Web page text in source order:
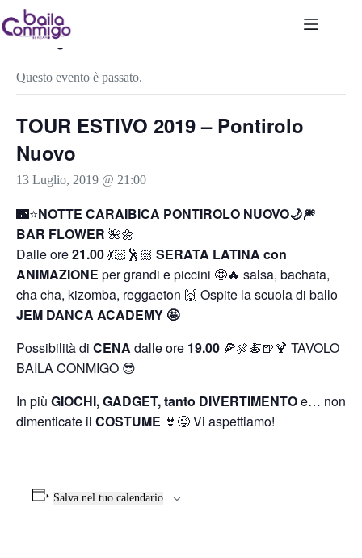
Salta
al
contenuto
« Tutti gli Eventi
Questo evento è passato.
TOUR ESTIVO 2019 – Pontirolo
Nuovo
13 Luglio, 2019 @ 21:00
🌃⭐️NOTTE CARAIBICA PONTIROLO NUOVO🌙🎆
BAR FLOWER 🌺🌼
Dalle ore21.00💃🏻🕺🏻 SERATA LATINA con
ANIMAZIONE per grandi e piccini 🤩🔥 salsa, bachata,
cha cha, kizomba, reggaeton 🙌 Ospite la scuola di ballo
JEM DANCA ACADEMY 🤩
Possibilità di CENA dalle ore 19.00 🍕🍖🍝🍺🍹 TAVOLO
BAILA CONMIGO 😎
In più GIOCHI, GADGET, tanto DIVERTIMENTOe… non
dimenticate il COSTUME 👙😜 Vi aspettiamo!
Salva nel tuo calendario